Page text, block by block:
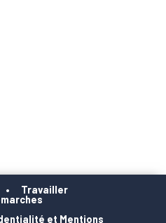
Travailler
et Mentions